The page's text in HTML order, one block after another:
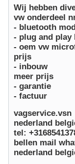
Wij hebben
vw onderdeel
- bluetooth
- plug and
- oem vw
prijs
-
meer prijs
- garantie
- factuur
vagservice.vsn
nederland
tel:
bellen mail
nederland